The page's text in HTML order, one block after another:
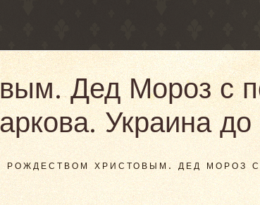
Дед Мороз с
Украина до
РОЖДЕСТВОМ ХРИСТОВЫМ. ДЕД МОРОЗ